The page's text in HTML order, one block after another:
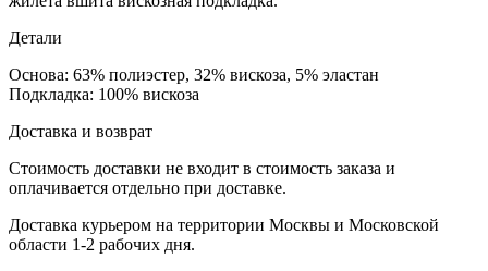
Детали
Основа: 63% полиэстер, 32% вискоза, 5% эластан
Подкладка: 100% вискоза
Доставка и возврат
Стоимость доставки не входит в стоимость заказа и
оплачивается отдельно при доставке.
Доставка курьером на территории Москвы и Московской
области 1-2 рабочих дня.